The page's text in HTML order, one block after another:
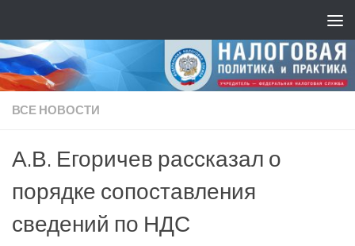
ВСЕ НОВОСТИ
А.В. Егоричев рассказал о
порядке сопоставления
сведений по НДС